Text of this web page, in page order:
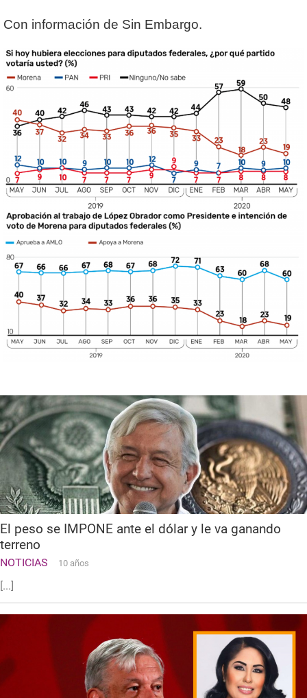
Con información de Sin Embargo.
El peso se IMPONE ante el dólar y le va ganando
terreno
NOTICIAS 10 años
[...]